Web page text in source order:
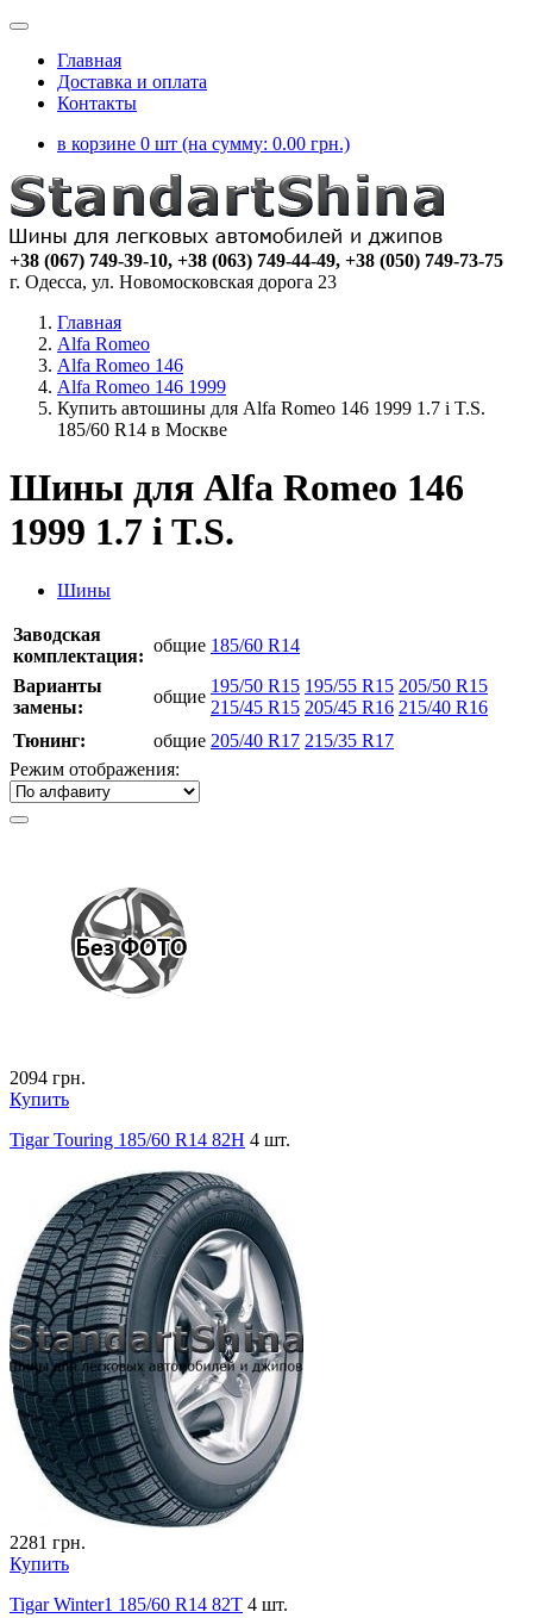
Главная
Доставка и оплата
Контакты
в корзине 0 шт (на сумму: 0.00 грн.)
+38 (067) 749-39-10, +38 (063) 749-44-49, +38 (050) 749-73-75
г. Одесса, ул. Новомосковская дорога 23
Главная
Alfa Romeo
Alfa Romeo 146
Alfa Romeo 146 1999
Купить автошины для Alfa Romeo 146 1999 1.7 i T.S.
185/60 R14 в Москве
Шины для Alfa Romeo 146
1999 1.7 i T.S.
Шины
Заводская
комплектация:
общие 185/60 R14
Варианты
замены:
общие
195/50 R15 195/55 R15 205/50 R15
215/45 R15 205/45 R16 215/40 R16
Тюнинг:
общие 205/40 R17 215/35 R17
Режим отображения:
2094 грн.
Купить
Tigar Touring 185/60 R14 82H 4 шт.
2281 грн.
Купить
Tigar Winter1 185/60 R14 82T 4 шт.